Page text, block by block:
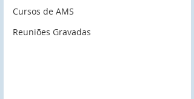
Cursos de AMS
Reuniões Gravadas